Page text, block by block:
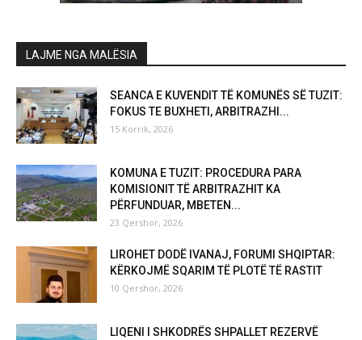
LAJME NGA MALËSIA
SEANCA E KUVENDIT TË KOMUNËS SË TUZIT:
FOKUS TE BUXHETI, ARBITRAZHI...
15 Korrik, 2026
KOMUNA E TUZIT: PROCEDURA PARA
KOMISIONIT TË ARBITRAZHIT KA
PËRFUNDUAR, MBETEN...
23 Qershor, 2026
LIROHET DODË IVANAJ, FORUMI SHQIPTAR:
KËRKOJMË SQARIM TË PLOTË TË RASTIT
10 Qershor, 2026
LIQENI I SHKODRËS SHPALLET REZERVË